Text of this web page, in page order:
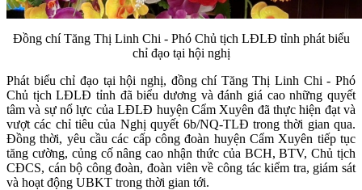
Đồng chí Tăng Thị Linh Chi - Phó Chủ tịch LĐLĐ tỉnh phát biểu
chỉ đạo tại hội nghị
Phát biểu chỉ đạo tại hội nghị, đồng chí Tăng Thị Linh Chi - Phó
Chủ tịch LĐLĐ tỉnh đã biểu dương và đánh giá cao những quyết
tâm và sự nổ lực của LĐLĐ huyện Cẩm Xuyên đã thực hiện đạt và
vượt các chỉ tiêu của Nghị quyết 6b/NQ-TLĐ trong thời gian qua.
Đồng thời, yêu cầu các cấp công đoàn huyện Cẩm Xuyên tiếp tục
tăng cường, củng cố nâng cao nhận thức của BCH, BTV, Chủ tịch
CĐCS, cán bộ công đoàn, đoàn viên về công tác kiểm tra, giám sát
và hoạt động UBKT trong thời gian tới.